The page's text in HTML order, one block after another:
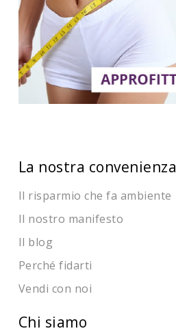
La nostra convenienza
Il risparmio che fa ambiente
Il nostro manifesto
Il blog
Perché fidarti
Vendi con noi
Chi siamo